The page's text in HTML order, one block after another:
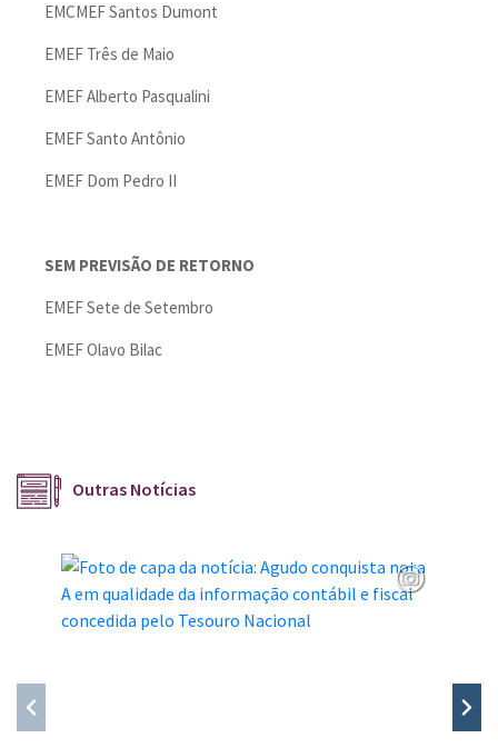
EMCMEF Santos Dumont
EMEF Três de Maio
EMEF Alberto Pasqualini
EMEF Santo Antônio
EMEF Dom Pedro II
SEM PREVISÃO DE RETORNO
EMEF Sete de Setembro
EMEF Olavo Bilac
Outras Notícias